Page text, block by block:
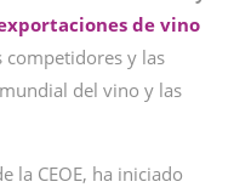
de vino
competidores y las
del vino y las
la CEOE, ha iniciado